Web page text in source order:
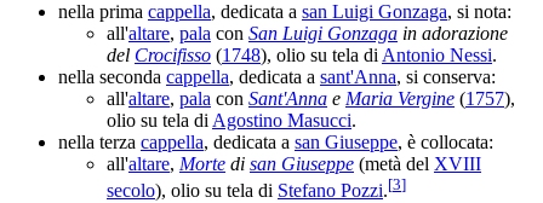
nella prima cappella, dedicata a san Luigi Gonzaga, si nota:
all'altare, pala con San Luigi Gonzaga in adorazione
del Crocifisso (1748), olio su tela di Antonio Nessi.
nella seconda cappella, dedicata a sant'Anna, si conserva:
all'altare, pala con Sant'Anna e Maria Vergine (1757),
olio su tela di Agostino Masucci.
nella terza cappella, dedicata a san Giuseppe, è collocata:
all'altare, Morte di san Giuseppe (metà del XVIII
secolo), olio su tela di Stefano Pozzi.[3]